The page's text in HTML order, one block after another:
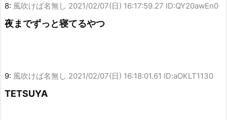
8: 風吹けば名無し 2021/02/07(日) 16:17:59.27 ID:QY20awEn0
夜までずっと寝てるやつ
9: 風吹けば名無し 2021/02/07(日) 16:18:01.61 ID:aOKLT1130
TETSUYA